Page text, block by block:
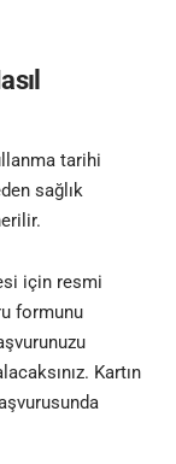
tarihi
sağlık
için resmi
formunu
Kartın